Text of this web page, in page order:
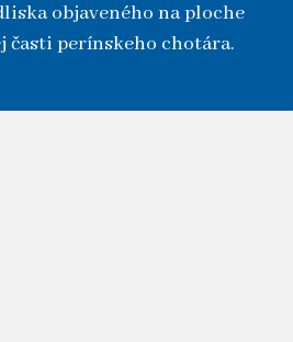
objaveného na ploche
časti perínskeho chotára.